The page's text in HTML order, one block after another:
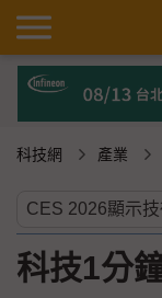
科技網 產業
科技1分